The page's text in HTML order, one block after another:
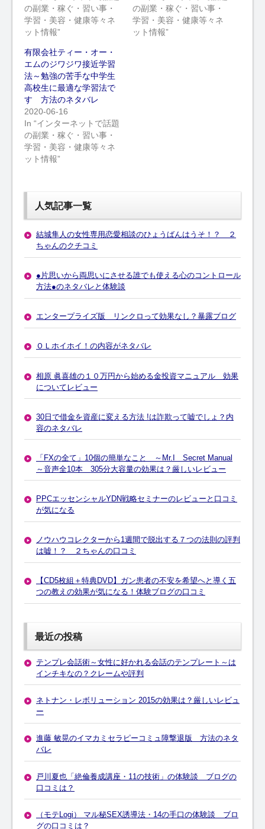
の副業・稼ぐ・習い事・
学習・美容・健康等々ネ
ット情報”
の副業・稼ぐ・習い事・
学習・美容・健康等々ネ
ット情報”
有限会社ティー・オー・
エムのジワジワ接近学習
法～勉強の苦手な中学生
高校生に最適な学習法で
す 方法のネタバレ
2020-06-16
In “インターネットで話題
の副業・稼ぐ・習い事・
学習・美容・健康等々ネ
ット情報”
人気記事一覧
結城隼人の女性専用恋愛相談のひょうばんはうそ！？ ２
ちゃんのクチコミ
●片思いから両思いにさせる誰でも使える心のコントロール
方法●のネタバレと体験談
エンタープライズ版 リンクロって効果なし？暴露ブログ
ＯＬホイホイ！の内容がネタバレ
相原 眞喜雄の１０万円から始める金投資マニュアル 効果
についてレビュー
30日で借金を資産に変える方法 !は詐欺って嘘でしょ？内
容のネタバレ
「FXの全て」10個の簡単なこと ～Mr.I Secret Manual
～音声全10本 305分大容量の効果は？厳しいレビュー
PPCエッセンシャルYDN戦略セミナーのレビューと口コミ
が気になる
ノウハウコレクターから1週間で脱出する７つの法則の評判
は嘘！？ ２ちゃんの口コミ
【CD5枚組＋特典DVD】ガン患者の不安を希望へと導く五
つの教えの効果が気になる！体験ブログの口コミ
最近の投稿
テンプレ会話術～女性に好かれる会話のテンプレート～は
インチキなの？クレームや評判
ネトナン・レボリューション 2015の効果は？厳しいレビュ
ー
進藤 敏晃のイマカミセラピーコミュ障撃退版 方法のネタ
バレ
戸川夏也「絶倫養成講座・11の技術」の体験談 ブログの
口コミは？
（モテLogi） マル秘SEX誘導法・14の手口の体験談 ブロ
グの口コミは？